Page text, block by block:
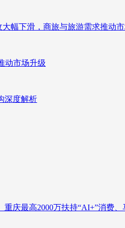
幅下滑，商旅与旅游需求推动
动市场升级
深度解析
庆最高2000万扶持“AI+”消费